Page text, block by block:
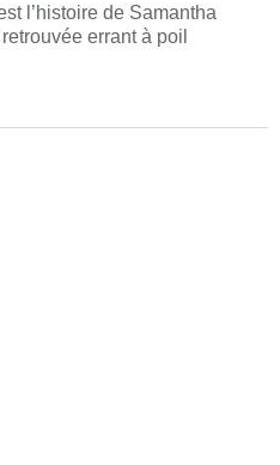
l’histoire de Samantha
errant à poil